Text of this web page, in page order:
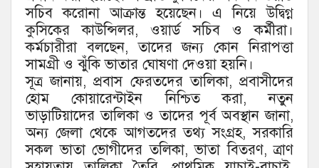
সচিব করোনা আক্রান্ত হয়েছেন। এ নিয়ে উদ্বিগ্ন
কুসিকের কাউন্সিলর, ওয়ার্ড সচিব ও কর্মীরা।
কর্মচারীরা বলছেন, তাদের জন্য কোন নিরাপত্তা
সামগ্রী ও ঝুঁকি ভাতার ঘোষণা দেওয়া হয়নি।
সূত্র জানায়, প্রবাস ফেরতদের তালিকা, প্রবাসীদের
হোম কোয়ারেন্টাইন নিশ্চিত করা, নতুন
ভাড়াটিয়াদের তালিকা ও তাদের পূর্ব অবস্থান জানা,
অন্য জেলা থেকে আগতদের তথ্য সংগ্রহ, সরকারি
সকল ভাতা ভোগীদের তলিকা, ভাতা বিতরণ, ত্রাণ